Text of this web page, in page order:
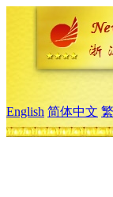
English 简体中文